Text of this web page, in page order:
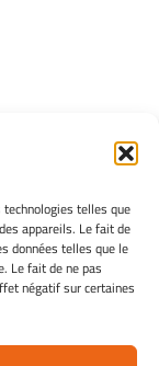
telles que
appareils. Le fait de
données telles que le
Le fait de ne pas
négatif sur certaines